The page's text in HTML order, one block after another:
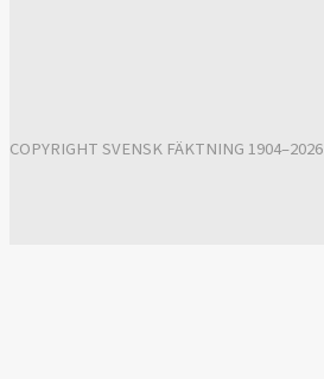
COPYRIGHT SVENSK FÄKTNING 1904–2026